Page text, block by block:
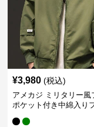
¥3,980 (税込)
アメカジ ミリタリー風
ポケット付き中綿入り